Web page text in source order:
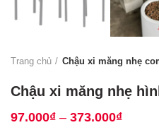
Trang chủ Chậu xi măng nhẹ
Chậu xi măng nhẹ
97.000₫ – 373.000₫